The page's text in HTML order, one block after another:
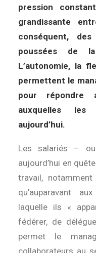
pression
grandissante
conséquent,
poussées de
L’autonomie, la
permettent le
pour répondre
auxquelles
aujourd’hui.
Les salariés –
aujourd’hui en
travail,
qu’auparavant
laquelle ils «
fédérer, de
permet le
collaborateurs au